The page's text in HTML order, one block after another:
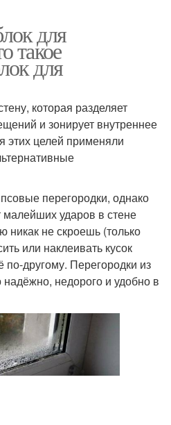
для
такое
для
которая разделяет
и зонирует внутреннее
этих целей применяли
перегородки, однако
малейших ударов в стене
никак не скроешь (только
или наклеивать кусок
по-другому. Перегородки из
надёжно, недорого и удобно в